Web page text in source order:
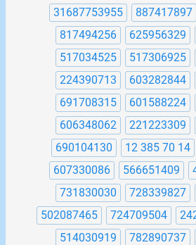
31687753955
887417897
817494256
625956329
517034525
517306925
224390713
603282844
691708315
601588224
606348062
221223309
690104130
12 385 70 14
607330086
566651409
731830030
728339827
502087465
724709504
514030919
782890737